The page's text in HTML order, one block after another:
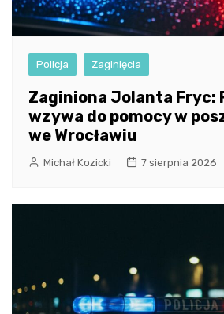
Policja Zaginięcia
Zaginiona Jolanta Fryc:
wzywa do pomocy w
we Wrocławiu
Michał Kozicki 7 sierpnia 2026